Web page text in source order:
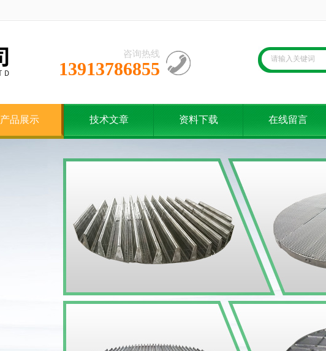
咨询热线
13913786855
产品展示 技术文章 资料下载 在线留言